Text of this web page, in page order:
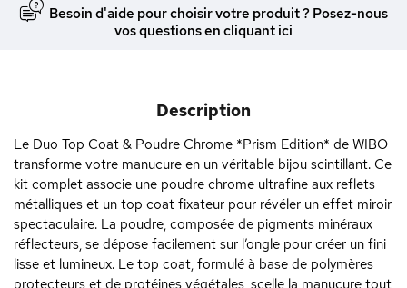
Besoin d'aide pour choisir votre produit ? Posez-nous
vos questions en cliquant ici
Description
Le Duo Top Coat & Poudre Chrome *Prism Edition* de WIBO
transforme votre manucure en un véritable bijou scintillant. Ce
kit complet associe une poudre chrome ultrafine aux reflets
métalliques et un top coat fixateur pour révéler un effet miroir
spectaculaire. La poudre, composée de pigments minéraux
réflecteurs, se dépose facilement sur l’ongle pour créer un fini
lisse et lumineux. Le top coat, formulé à base de polymères
protecteurs et de protéines végétales, scelle la manucure tout